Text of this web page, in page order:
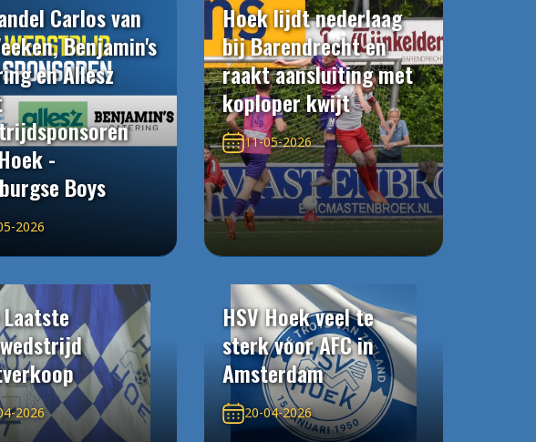
Carlos van
Benjamin's
en Allesz
-
Boys
2026
Hoek lijdt nederlaag
bij Barendrecht en
raakt aansluiting met
koploper kwijt
11-05-2026
2026
HSV Hoek veel te
sterk voor AFC in
Amsterdam
20-04-2026